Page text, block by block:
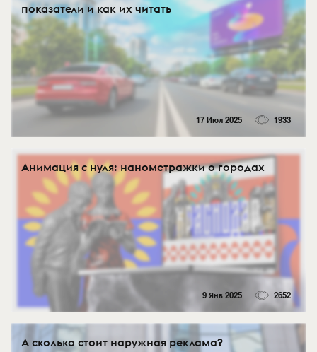
показатели и как их читать
17 Июл 2025 1933
Анимация с нуля: нанометражки о городах
9 Янв 2025 2652
А сколько стоит наружная реклама?